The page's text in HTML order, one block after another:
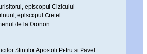
episcopul Cizicului
episcopul Cretei
de la Oronon
Sfintilor Apostoli Petru si Pavel